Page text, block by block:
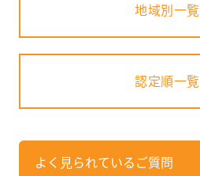
地域別一覧
認定順一覧
よく見られているご質問